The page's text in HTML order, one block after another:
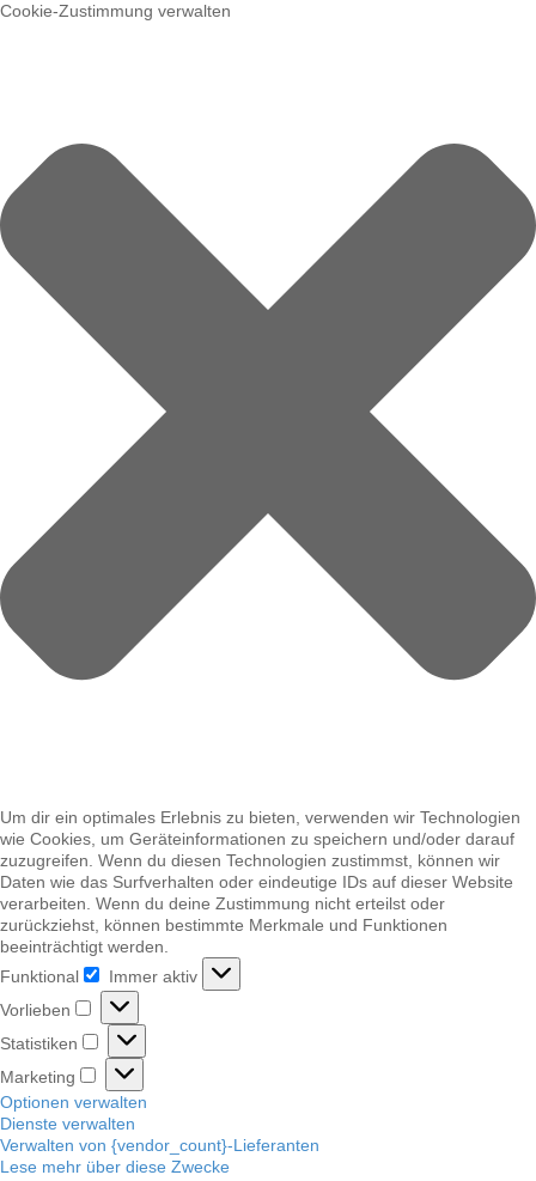
Cookie-Zustimmung verwalten
Um dir ein optimales Erlebnis zu bieten, verwenden wir Technologien
wie Cookies, um Geräteinformationen zu speichern und/oder darauf
zuzugreifen. Wenn du diesen Technologien zustimmst, können wir
Daten wie das Surfverhalten oder eindeutige IDs auf dieser Website
verarbeiten. Wenn du deine Zustimmung nicht erteilst oder
zurückziehst, können bestimmte Merkmale und Funktionen
beeinträchtigt werden.
Funktional
Funktional
Immer aktiv
Vorlieben
Vorlieben
Statistiken
Statistiken
Marketing
Marketing
Optionen verwalten
Dienste verwalten
Verwalten von {vendor_count}-Lieferanten
Lese mehr über diese Zwecke